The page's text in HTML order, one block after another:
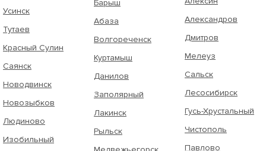
Усинск
Тутаев
Красный Сулин
Саянск
Новодвинск
Новозыбков
Людиново
Изобильный
Барыш
Абаза
Волгореченск
Куртамыш
Данилов
Заполярный
Лакинск
Рыльск
Александров
Дмитров
Мелеуз
Сальск
Лесосибирск
Гусь-Хрустальный
Чистополь
Павлово